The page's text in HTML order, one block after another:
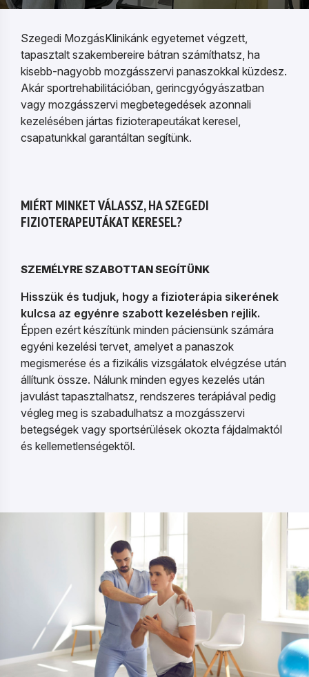
Szegedi MozgásKlinikánk egyetemet végzett,
tapasztalt szakembereire bátran számíthatsz, ha
kisebb-nagyobb mozgásszervi panaszokkal küzdesz.
Akár sportrehabilitációban, gerincgyógyászatban
vagy mozgásszervi megbetegedések azonnali
kezelésében jártas fizioterapeutákat keresel,
csapatunkkal garantáltan segítünk.
MIÉRT MINKET VÁLASSZ, HA SZEGEDI
FIZIOTERAPEUTÁKAT KERESEL?
SZEMÉLYRE SZABOTTAN SEGÍTÜNK
Hisszük és tudjuk, hogy a fizioterápia sikerének
kulcsa az egyénre szabott kezelésben rejlik.
Éppen ezért készítünk minden páciensünk számára
egyéni kezelési tervet, amelyet a panaszok
megismerése és a fizikális vizsgálatok elvégzése után
állítunk össze. Nálunk minden egyes kezelés után
javulást tapasztalhatsz, rendszeres terápiával pedig
végleg meg is szabadulhatsz a mozgásszervi
betegségek vagy sportsérülések okozta fájdalmaktól
és kellemetlenségektől.